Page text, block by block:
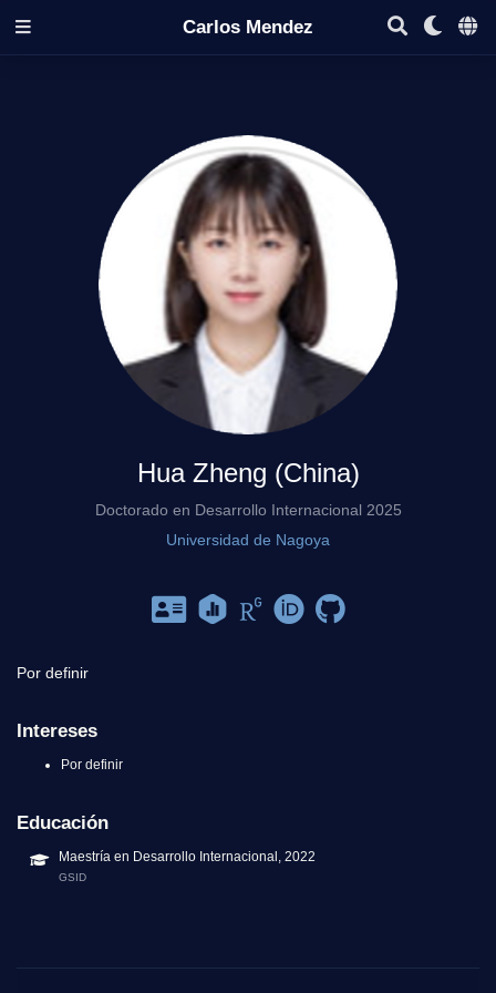
Carlos Mendez
Hua Zheng (China)
Doctorado en Desarrollo Internacional 2025
Universidad de Nagoya
Por definir
Intereses
Por definir
Educación
Maestría en Desarrollo Internacional, 2022
GSID